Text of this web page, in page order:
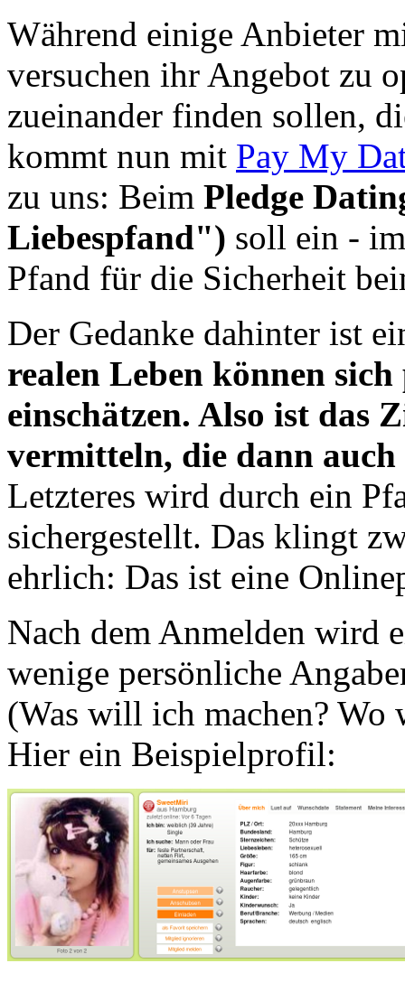
Während einige Anbieter
versuchen ihr Angebot zu
zueinander finden sollen,
kommt nun mit Pay My
zu uns: Beim Pledge
Liebespfand") soll ein -
Pfand für die Sicherheit
Der Gedanke dahinter ist
realen Leben können
einschätzen. Also ist das
vermitteln, die dann
Letzteres wird durch ein
sichergestellt. Das klingt
ehrlich: Das ist eine
Nach dem Anmelden wird
wenige persönliche
(Was will ich machen? Wo
Hier ein Beispielprofil: